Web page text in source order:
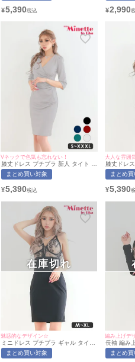
マイミネット
¥5,390
ん着用/
¥2,990
Vネックで色気も忘れない！
膝丈ドレス プチプラ 新人 タイト 袖
あり グレー ワンカラー シンプル V
ネック 7分袖 キャバドレス (あおぽ
myMinette/マイミネット
まとめ買い対象
¥5,390
大人な雰囲
膝丈ドレ
あり 黒 キ
用/S〜
まとめ
¥5,390
魅惑的なデザイン☆
ミニドレス プチプラ ギャル タイト
セクシー ラウンジ ノースリーブ レ
ース 花柄 低身長 谷間 ウエスト切り
まとめ買い対象
在庫切れ
編み上げデ
長袖 編み上げ タイト シン
カラー ミ
ズ)(あおぽ
まとめ